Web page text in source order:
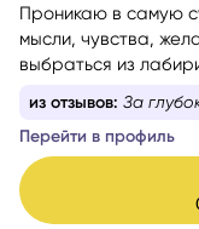
Проникаю в самую
мысли, чувства,
выбраться из
формулировкой. На
путь к себе.
из отзывов: За
Перейти в профиль